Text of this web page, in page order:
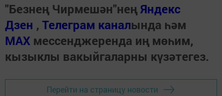
"Безнең Чирмешән"неңЯндекс
Дзен , Телеграм каналында һәм
МАХ мессенджеренда иң мөһим,
кызыклы вакыйгаларны күзәтегез.
Перейти на страницу новости